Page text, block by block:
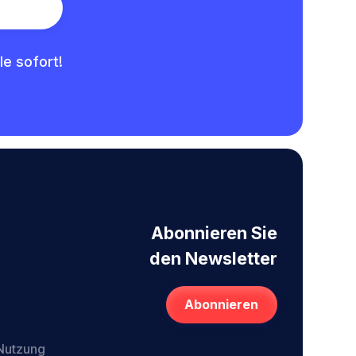
sofort!
Abonnieren Sie
den Newsletter
Abonnieren